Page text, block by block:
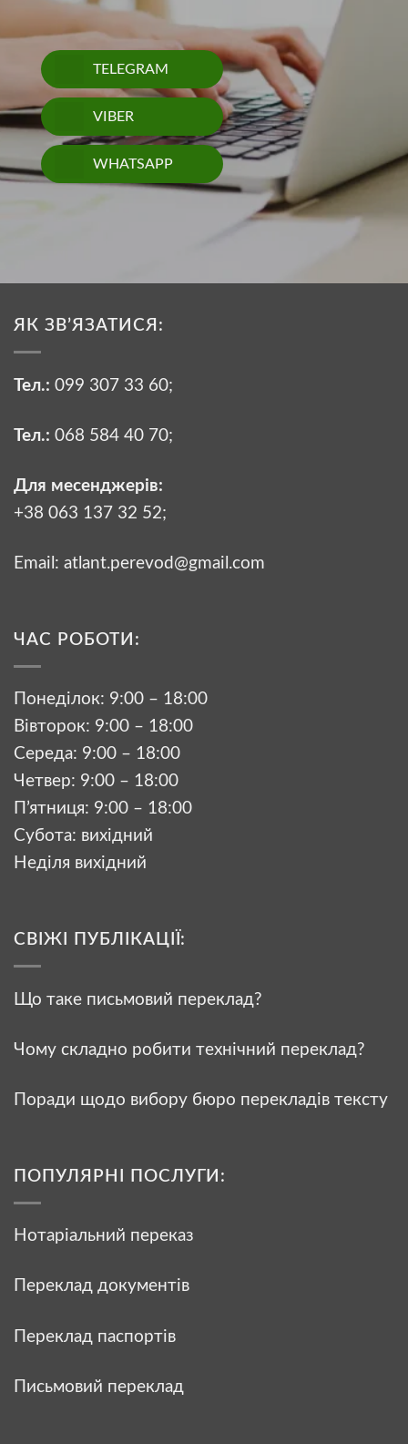
TELEGRAM
VIBER
WHATSAPP
ЯК ЗВ’ЯЗАТИСЯ:
Тел.: 099 307 33 60;
Тел.: 068 584 40 70;
Для месенджерів:
+38 063 137 32 52;
Email: atlant.perevod@gmail.com
ЧАС РОБОТИ:
Понеділок: 9:00 – 18:00
Вівторок: 9:00 – 18:00
Середа: 9:00 – 18:00
Четвер: 9:00 – 18:00
П’ятниця: 9:00 – 18:00
Субота: вихідний
Неділя вихідний
СВІЖІ ПУБЛІКАЦІЇ:
Що таке письмовий переклад?
Чому складно робити технічний переклад?
Поради щодо вибору бюро перекладів тексту
ПОПУЛЯРНІ ПОСЛУГИ:
Нотаріальний переказ
Переклад документів
Переклад паспортів
Письмовий переклад